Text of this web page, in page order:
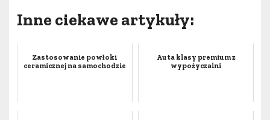
Inne ciekawe artykuły:
Zastosowanie powłoki
ceramicznej na samochodzie
Auta klasy premium z
wypożyczalni